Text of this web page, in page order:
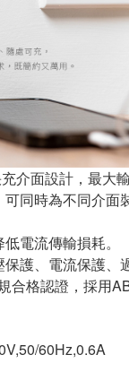
介面設計，最大輸
可同時為不同介面
電流傳輸損耗。
護、電流保護、
合格認證，採用
60Hz,0.6A